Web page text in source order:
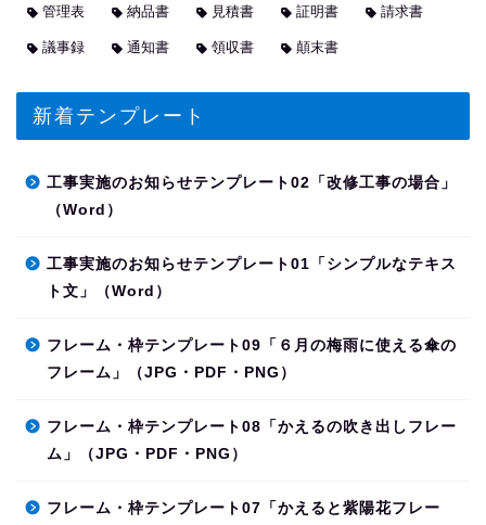
管理表 納品書 見積書 証明書 請求書
議事録 通知書 領収書 顛末書
新着テンプレート
工事実施のお知らせテンプレート02「改修工事の場合」
（Word）
工事実施のお知らせテンプレート01「シンプルなテキス
ト文」（Word）
フレーム・枠テンプレート09「６月の梅雨に使える傘の
フレーム」（JPG・PDF・PNG）
フレーム・枠テンプレート08「かえるの吹き出しフレー
ム」（JPG・PDF・PNG）
フレーム・枠テンプレート07「かえると紫陽花フレー